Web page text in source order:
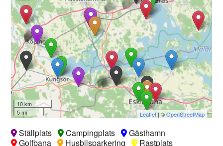
10 km
5 mi
Leaflet| ©OpenStreetMap
Ställplats Campingplats
Gästhamn
Golfbana
Husbilsparkering Rastplats